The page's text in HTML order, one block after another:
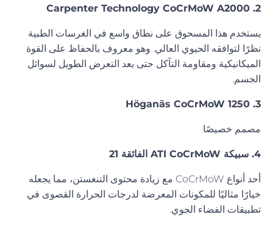
2. Carpenter Technology CoCrMoW A2000
يستخدم هذا المسحوق على نطاق واسع في الغرسات الطبية
نظرًا لتوافقه الحيوي العالي. وهو معروف بالحفاظ على القوة
الميكانيكية ومقاومة التآكل حتى بعد التعرض الطويل لسوائل
الجسم.
3. Höganäs CoCrMoW 1250
مصمم خصيصًا
4. سبيكة ATI CoCrMoW الفائقة 21
أحد أنواع CoCrMoW مع زيادة محتوى التنغستن، مما يجعله
خيارًا مثاليًا للمكونات المعرضة لدرجات الحرارة القصوى في
تطبيقات الفضاء الجوي.